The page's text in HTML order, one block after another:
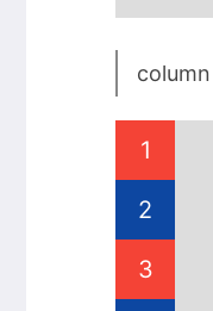
column
1
2
3